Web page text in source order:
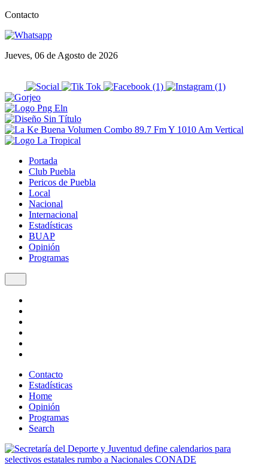
Contacto
Jueves, 06 de Agosto de 2026
Portada
Club Puebla
Pericos de Puebla
Local
Nacional
Internacional
Estadísticas
BUAP
Opinión
Programas
Contacto
Estadísticas
Home
Opinión
Programas
Search